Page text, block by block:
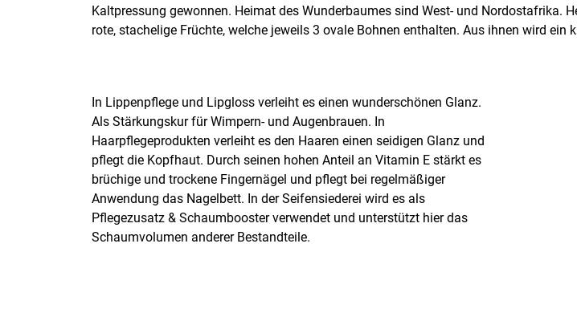
Kaltpressung gewonnen. Heimat des Wunderbaumes sind West- und Nordostafrika.
rote, stachelige Früchte, welche jeweils 3 ovale Bohnen enthalten. Aus ihnen wird
In Lippenpflege und Lipgloss verleiht es einen wunderschönen Glanz.
Als Stärkungskur für Wimpern- und Augenbrauen. In
Haarpflegeprodukten verleiht es den Haaren einen seidigen Glanz und
pflegt die Kopfhaut. Durch seinen hohen Anteil an Vitamin E stärkt es
brüchige und trockene Fingernägel und pflegt bei regelmäßiger
Anwendung das Nagelbett. In der Seifensiederei wird es als
Pflegezusatz & Schaumbooster verwendet und unterstützt hier das
Schaumvolumen anderer Bestandteile.